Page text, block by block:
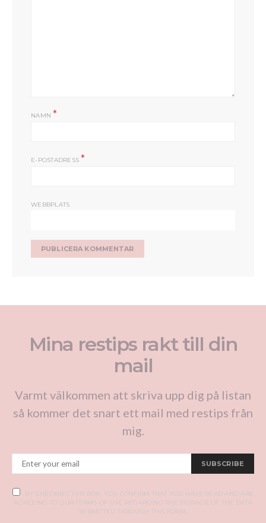
NAMN *
E-POSTADRESS *
WEBBPLATS
Mina restips rakt till din
mail
Varmt välkommen att skriva upp dig på listan
så kommer det snart ett mail med restips från
mig.
SUBSCRIBE
BY CHECKING THIS BOX, YOU CONFIRM THAT YOU HAVE READ AND ARE
AGREEING TO OUR TERMS OF USE REGARDING THE STORAGE OF THE DATA
SUBMITTED THROUGH THIS FORM.